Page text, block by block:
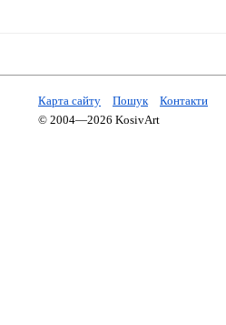
Карта сайту Пошук
Контакти
© 2004—2026 KosivArt